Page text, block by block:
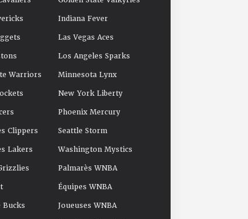
Warriors
Clippers
Lakers
Bucks
Indiana Fever
Las Vegas Aces
Los Angeles Sparks
Minnesota Lynx
New York Liberty
Phoenix Mercury
Seattle Storm
Washington Mystics
Palmarès WNBA
Équipes WNBA
Joueuses WNBA